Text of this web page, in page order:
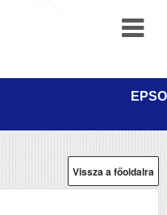
Vissza a főoldalra